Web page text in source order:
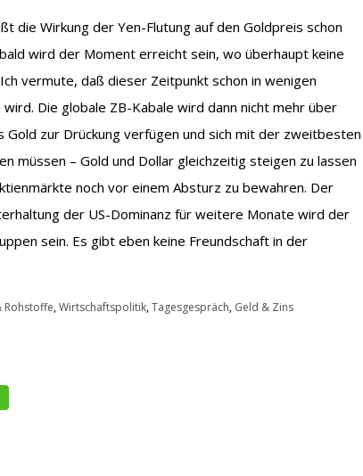
die Wirkung der Yen-Flutung auf den Goldpreis schon
wird der Moment erreicht sein, wo überhaupt keine
vermute, daß dieser Zeitpunkt schon in wenigen
Die globale ZB-Kabale wird dann nicht mehr über
Gold zur Drückung verfügen und sich mit der zweitbesten
müssen – Gold und Dollar gleichzeitig steigen zu lassen
noch vor einem Absturz zu bewahren. Der
der US-Dominanz für weitere Monate wird der
sein. Es gibt eben keine Freundschaft in der
Rohstoffe,Wirtschaftspolitik,Tagesgespräch, Geld & Zins